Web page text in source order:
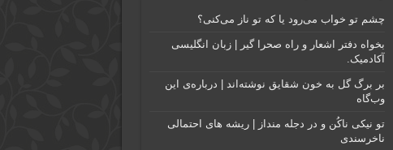
چشم تو خواب می‌رود یا که تو ناز می‌کنی؟
بخواه دفتر اشعار و راه صحرا گیر | زبان انگلیسی
آکادمیک.
بر برگ گل به خون شقایق نوشته‌اند | درباره‌ی این
وب‌گاه
تو نیکی ناکُن و در دجله منداز | ریشه های احتمالی
ناخرسندی